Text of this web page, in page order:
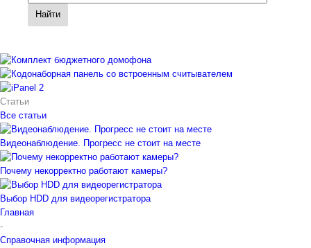
Найти
Статьи
Все статьи
Видеонаблюдение. Прогресс не стоит на месте
Почему некорректно работают камеры?
Выбор HDD для видеорегистратора
Главная
-
Справочная информация